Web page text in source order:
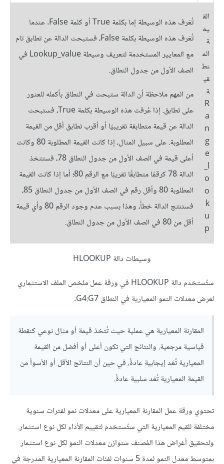
الق
يم
ة
الم
نط
قي
ة
R
a
n
g
e
_l
o
o
k
u
p
تُعَرف هذه الوسيطة إما بكلمة True أو كلمة False. عندما
تُعَرف هذه الوسيطة بكلمة False، فستبحث الدالة عن تطابق تام
مع المعايير المستخدمة لتعريف وسيطة Lookup_value في
الصف الأول من جدول النطاق.
من المهم ملاحظة أن الدالة ستبحث في النطاق بأكمله للعثور
على تطابق. إذا عُرفت هذه الوسيطة بكلمة True، فستبحث
الدالة عن قيمة متطابقة تقريبيًا أو أقرب تطابق أقل من القيمة
المطلوبة. على سبيل المثال، إذا كانت القيمة المطلوبة 80 وكانت
أعلى قيمة في الصف الأول من جدول النطاق 78، فستتخذ
الدالة 78 كرقمًا متطابقًا تقريبًا مع الرقم 80؛ أما إذا كانت القيمة
المطلوبة 80 وأقل رقم في الصف الأول من جدول النطاق 85،
فستنتج الدالة خطأً، وهذا بسبب عدم وجود الرقم 80 وأي قيمة
أقل من 80 في الصف الأول من جدول النطاق.
وسيطات دالة HLOOKUP
ستُستخدم دالة HLOOKUP في ورقة عمل ملخص الملف الاستثماري
لعرض معدلات النمو المعيارية في النطاق G4:G7.
المقارنة المعيارية هي عملية حيث تُتخذ قيمة أو مثال نوعي كنقطة
قياسية مرجعية. والنتائج التي تكون أعلى أو أفضل من القيمة
المعيارية تُعَد إيجابية عادةً، في حين أن النتائج الأقل أو الأسوأ من
القيمة المعيارية تُعَد سلبية عادةً.
تحتوي ورقة عمل المقارنة المعيارية على معدلات نمو لفترات سنوية
مختلفة للقيم المعيارية التي ستُستخدم لتقييم الأداء لكل نوع استثمار.
ولتحقيق أغراض هذا المُصنف سنوازن معدلات النمو لكل نوع استثمار
بمتوسط معدل النمو لمدة 5 سنوات لفئات المقارنة المعيارية المدرجة في